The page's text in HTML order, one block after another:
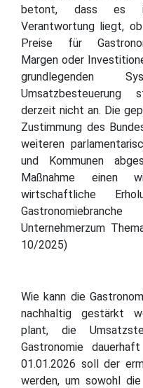
betont, dass es in
Verantwortung liegt,
Preise für
Margen oder
grundlegenden
Umsatzbesteuerung
derzeit nicht an. Die
Zustimmung des
weiteren
und Kommunen
Maßnahme einen
wirtschaftliche
Unternehmerzum
10/2025)
Wie kann die
nachhaltig gestärkt
plant, die
Gastronomie
01.01.2026 soll der
werden, um sowohl